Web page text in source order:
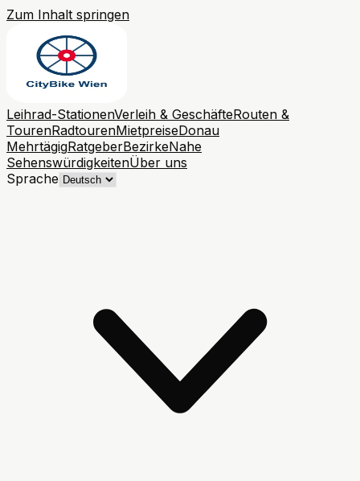
Zum Inhalt springen
Leihrad-StationenVerleih & GeschäfteRouten &
TourenRadtourenMietpreiseDonau
MehrtägigRatgeberBezirkeNahe
SehenswürdigkeitenÜber uns
Sprache